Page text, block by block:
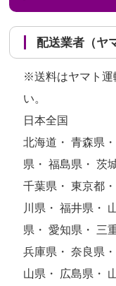
配送業者（
※送料はヤマト運
い。
日本全国
北海道・ 青森県
県・ 福島県・ 茨
千葉県・ 東京都
川県・ 福井県・
県・ 愛知県・ 三
兵庫県・ 奈良県
山県・ 広島県・